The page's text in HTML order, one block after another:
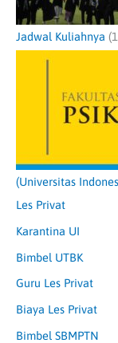
Jadwal Kuliahnya
(Universitas
Les Privat
Karantina UI
Bimbel UTBK
Guru Les Privat
Biaya Les Privat
Bimbel SBMPTN